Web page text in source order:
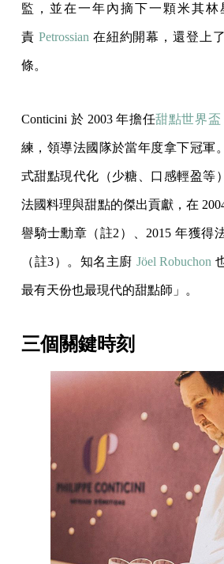
監，並在一年內摘下一顆米其林
責 Petrossian 在紐約開幕，還登上
條。
Conticini 於 2003 年擔任甜點世界盃
練，領導法國隊於當年度拿下冠軍
式甜點現代化（少糖、口感輕盈等
法國料理與甜點的傑出貢獻，在
譽騎士勳章（註2）、2015 年獲得
（註3）。知名主廚 Jöel Robuchon
最有天份也最現代的甜點師」。
三個關鍵時刻